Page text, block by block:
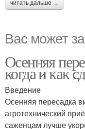
читать дальше →
Вас может
Осенняя
когда и как
Введение
Осенняя пересадка
агротехнический
саженцам лучше